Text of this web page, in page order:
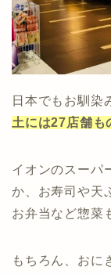
日本でもお馴染
土には27店舗も
イオンのスーパ
か、お寿司や天
お弁当など惣菜
もちろん、おに